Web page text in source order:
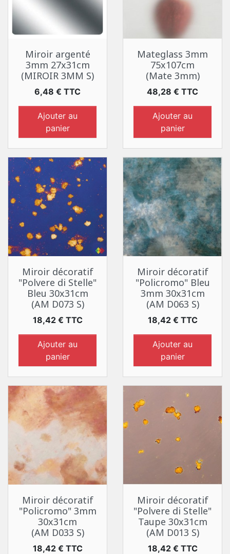
Miroir argenté
3mm 27x31cm
(MIROIR 3MM S)
Prix
6,48 € TTC
Ajouter au
panier
Mateglass 3mm
75x107cm
(Mate 3mm)
Prix
48,28 € TTC
Ajouter au
panier
Miroir décoratif
"Polvere di Stelle"
Bleu 30x31cm
(AM D073 S)
Prix
18,42 € TTC
Ajouter au
panier
Miroir décoratif
"Policromo" Bleu
3mm 30x31cm
(AM D063 S)
Prix
18,42 € TTC
Ajouter au
panier
Miroir décoratif
"Policromo" 3mm
30x31cm
(AM D033 S)
Prix
18,42 € TTC
Miroir décoratif
"Polvere di Stelle"
Taupe 30x31cm
(AM D013 S)
Prix
18,42 € TTC